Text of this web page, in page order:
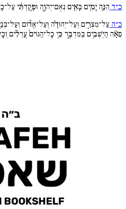
כ״ד הִנֵּ֛ה יָמִ֥ים בָּאִ֖ים נְאֻם־יְהֹוָ֑ה וּפָ֣קַדְתִּ֔י
כ״ה עַל־מִצְרַ֣יִם וְעַל־יְהוּדָ֗ה וְעַל־אֱד֞וֹם
פֵאָ֔ה הַיֹּֽשְׁבִ֖ים בַּמִּדְבָּ֑ר כִּ֚י כָל־הַגּוֹיִם֙ עֲרֵלִ֔ים